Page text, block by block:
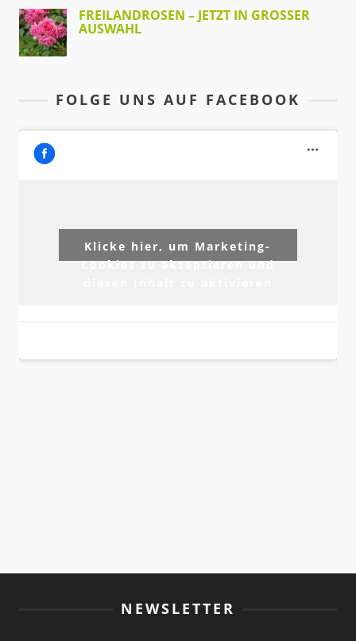
FREILANDROSEN – JETZT IN GROSSER A
USWAHL
FOLGE UNS AUF FACEBOOK
Klicke hier, um Marketing-
Cookies zu akzeptieren und
NEWSLETTER